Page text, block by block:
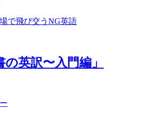
で飛び交うNG英語
の英訳〜入門編」